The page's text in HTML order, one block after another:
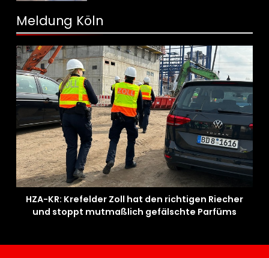
Meldung Köln
HZA-KR: Krefelder Zoll hat den richtigen Riecher
und stoppt mutmaßlich gefälschte Parfüms